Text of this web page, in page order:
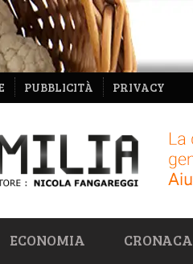
PUBBLICITÀ PRIVACY
ECONOMIA CRONACA